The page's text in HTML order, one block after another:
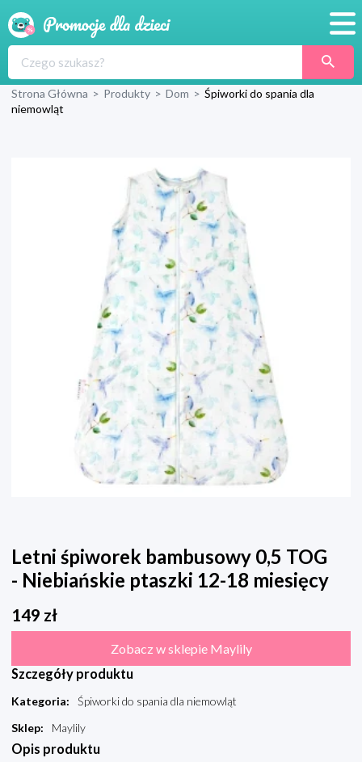
Produkty
Blog
Wyprawka
Strona Główna > Produkty > Dom > Śpiworki do spania dla
niemowląt
Letni śpiworek bambusowy 0,5 TOG
- Niebiańskie ptaszki 12-18 miesięcy
149 zł
Zobacz w sklepie Maylily
Szczegóły produktu
Kategoria:
Śpiworki do spania dla niemowląt
Sklep: Maylily
Opis produktu